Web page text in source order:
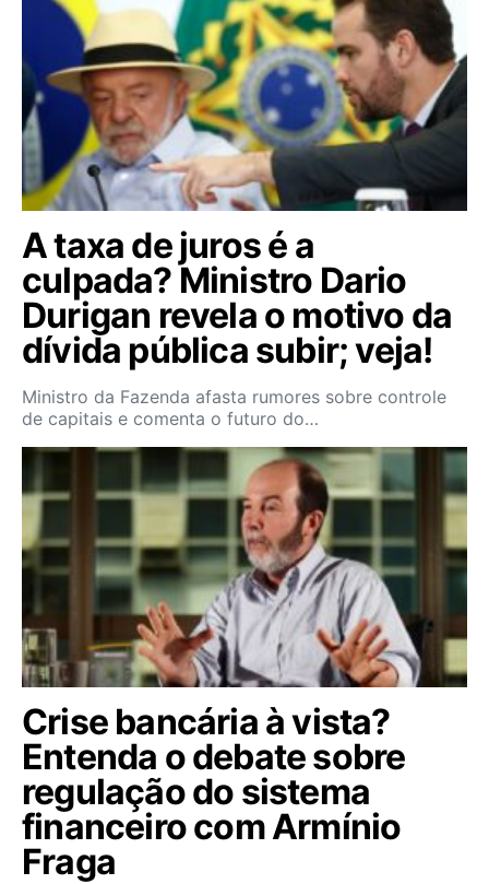
A taxa de juros é a
culpada? Ministro Dario
Durigan revela o motivo da
dívida pública subir; veja!
Ministro da Fazenda afasta rumores sobre controle
de capitais e comenta o futuro do…
Crise bancária à vista?
Entenda o debate sobre
regulação do sistema
financeiro com Armínio
Fraga